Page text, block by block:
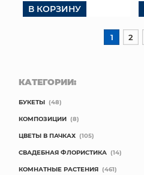
В КОРЗИНУ
1 2
КАТЕГОРИИ:
БУКЕТЫ (48)
КОМПОЗИЦИИ (8)
ЦВЕТЫ В ПАЧКАХ (105)
СВАДЕБНАЯ ФЛОРИСТИКА (14)
КОМНАТНЫЕ РАСТЕНИЯ (461)